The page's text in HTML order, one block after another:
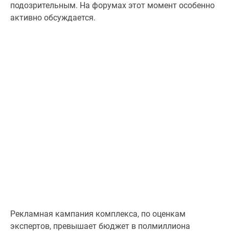
Коттеджные
поселки
подозрительным. На форумах этот момент особенно
активно обсуждается.
Рекламная кампания комплекса, по оценкам
экспертов, превышает бюджет в полмиллиона